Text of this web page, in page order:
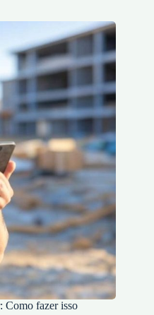
Como fazer isso